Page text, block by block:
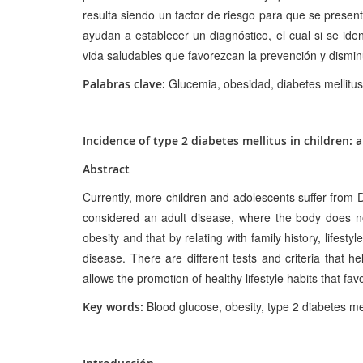
resulta siendo un factor de riesgo para que se
ayudan a establecer un diagnóstico, el cual si se
vida saludables que favorezcan la prevención y
Palabras clave: Glucemia, obesidad, diabetes
Incidence of type 2 diabetes mellitus in children:
Abstract
Currently, more children and adolescents suffer
considered an adult disease, where the body does
obesity and that by relating with family history,
disease. There are different tests and criteria that
allows the promotion of healthy lifestyle habits that
Key words: Blood glucose, obesity, type 2 diabetes